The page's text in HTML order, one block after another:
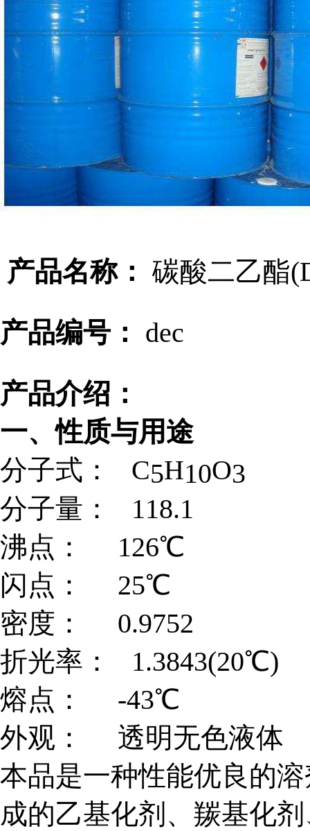
产品名称： 碳酸二乙酯
产品编号： dec
产品介绍：
一、性质与用途
分子式： C5H10O3
分子量： 118.1
沸点： 126℃
闪点： 25℃
密度： 0.9752
折光率： 1.3843(20℃)
熔点： -43℃
外观： 透明无色液体
本品是一种性能优良的
成的乙基化剂、羰基化